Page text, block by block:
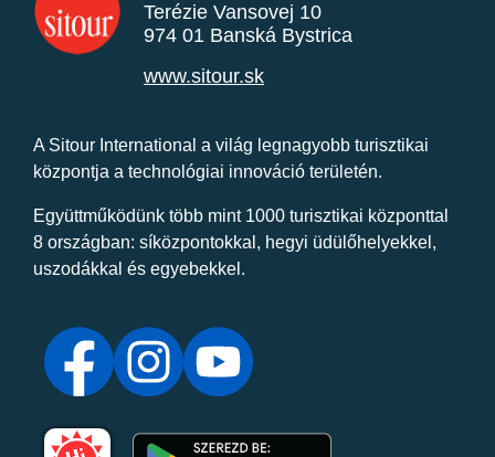
Terézie Vansovej 10
974 01 Banská Bystrica
www.sitour.sk
A Sitour International a világ legnagyobb turisztikai
központja a technológiai innováció területén.
Együttműködünk több mint 1000 turisztikai központtal
8 országban: síközpontokkal, hegyi üdülőhelyekkel,
uszodákkal és egyebekkel.